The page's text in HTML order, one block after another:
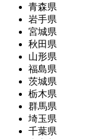
青森県
岩手県
宮城県
秋田県
山形県
福島県
茨城県
栃木県
群馬県
埼玉県
千葉県